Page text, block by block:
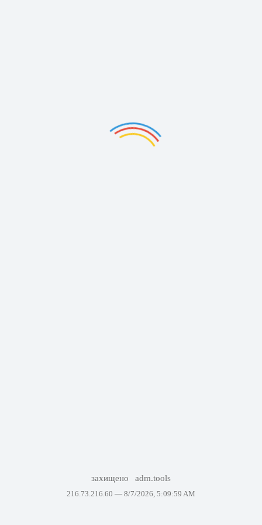
захищено adm.tools
216.73.216.60 — 8/7/2026, 5:09:59 AM